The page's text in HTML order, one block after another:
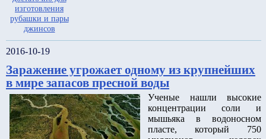
2016-10-19
Заражение угрожает одному из крупнейших
в мире запасов пресной воды
Ученые нашли высокие
концентрации соли и
мышьяка в водоносном
пласте, который 750